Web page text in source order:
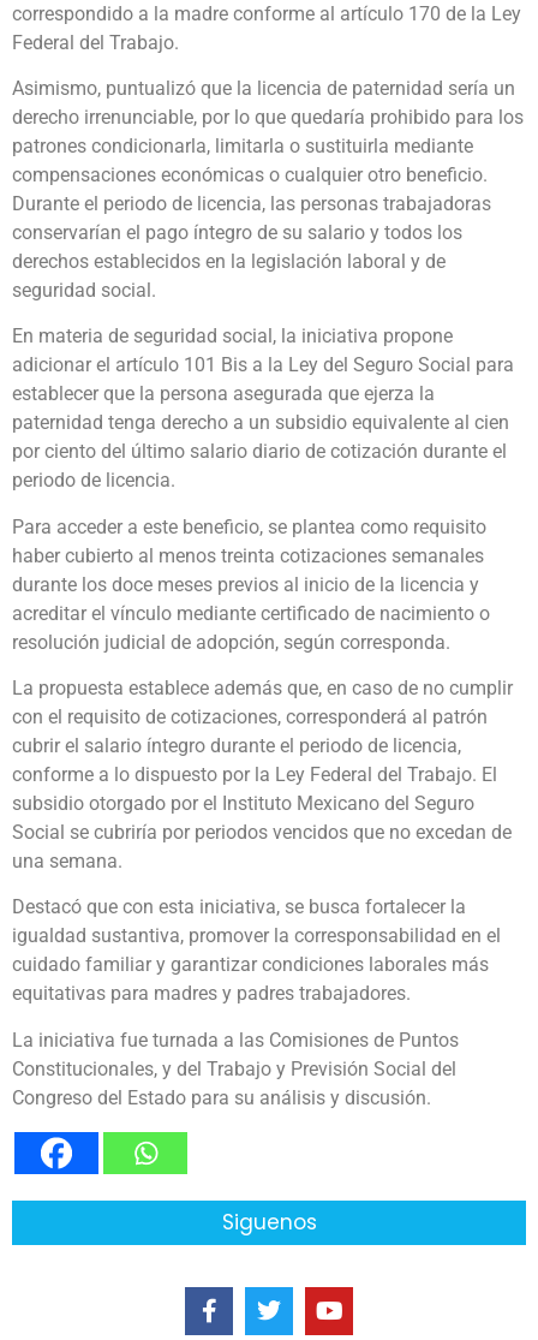
correspondido a la madre conforme al artículo 170 de la Ley
Federal del Trabajo.
Asimismo, puntualizó que la licencia de paternidad sería un
derecho irrenunciable, por lo que quedaría prohibido para los
patrones condicionarla, limitarla o sustituirla mediante
compensaciones económicas o cualquier otro beneficio.
Durante el periodo de licencia, las personas trabajadoras
conservarían el pago íntegro de su salario y todos los
derechos establecidos en la legislación laboral y de
seguridad social.
En materia de seguridad social, la iniciativa propone
adicionar el artículo 101 Bis a la Ley del Seguro Social para
establecer que la persona asegurada que ejerza la
paternidad tenga derecho a un subsidio equivalente al cien
por ciento del último salario diario de cotización durante el
periodo de licencia.
Para acceder a este beneficio, se plantea como requisito
haber cubierto al menos treinta cotizaciones semanales
durante los doce meses previos al inicio de la licencia y
acreditar el vínculo mediante certificado de nacimiento o
resolución judicial de adopción, según corresponda.
La propuesta establece además que, en caso de no cumplir
con el requisito de cotizaciones, corresponderá al patrón
cubrir el salario íntegro durante el periodo de licencia,
conforme a lo dispuesto por la Ley Federal del Trabajo. El
subsidio otorgado por el Instituto Mexicano del Seguro
Social se cubriría por periodos vencidos que no excedan de
una semana.
Destacó que con esta iniciativa, se busca fortalecer la
igualdad sustantiva, promover la corresponsabilidad en el
cuidado familiar y garantizar condiciones laborales más
equitativas para madres y padres trabajadores.
La iniciativa fue turnada a las Comisiones de Puntos
Constitucionales, y del Trabajo y Previsión Social del
Congreso del Estado para su análisis y discusión.
Siguenos